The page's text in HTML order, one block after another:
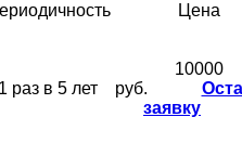
Цена
1 раз в 5 лет
10000
руб.
заявку